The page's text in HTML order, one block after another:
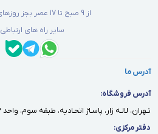
از 9 صبح تا 17 عصر بجز روزهای تعطیل
سایر راه های ارتباطی
آدرس ما
آدرس فروشگاه:
تـهران، لالـه زار، پاسـاژ اتحـاديه، طبقه سوم، واحد ١٢
دفتر مركزى: